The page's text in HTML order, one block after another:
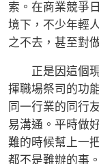
索。在商業競爭
境下，不少年輕
之不去，甚至對
正是因這個現
揮職場祭司的功
同一行業的同行
易溝通。平時做
難的時候幫上一
都不是難辦的事。